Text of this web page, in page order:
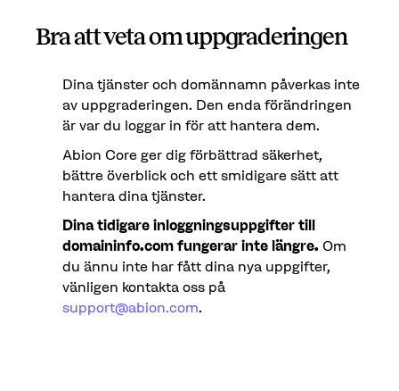
Bra att veta om uppgraderingen
Dina tjänster och domännamn påverkas inte
av uppgraderingen. Den enda förändringen
är var du loggar in för att hantera dem.
Abion Core ger dig förbättrad säkerhet,
bättre överblick och ett smidigare sätt att
hantera dina tjänster.
Dina tidigare inloggningsuppgifter till
domaininfo.com fungerar inte längre. Om
du ännu inte har fått dina nya uppgifter,
vänligen kontakta oss på
support@abion.com.